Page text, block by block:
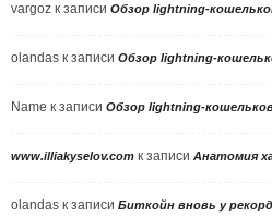
vargoz к записи Обзор lightning-
olandas к записи Обзор lightning-
Name к записи Обзор lightning-
www.illiakyselov.com к записи Анатомия
olandas к записи Биткойн вновь у